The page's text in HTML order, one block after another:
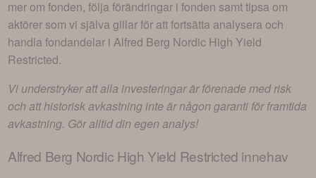
mer om fonden, följa förändringar i fonden samt tipsa om
aktörer som vi själva gillar för att fortsätta analysera och
handla fondandelar iAlfred Berg Nordic High Yield
Restricted.
Vi understryker att alla investeringar är förenade med risk
och att historisk avkastning inte är någon garanti för framtida
avkastning. Gör alltid din egen analys!
Alfred Berg Nordic High Yield Restricted innehav